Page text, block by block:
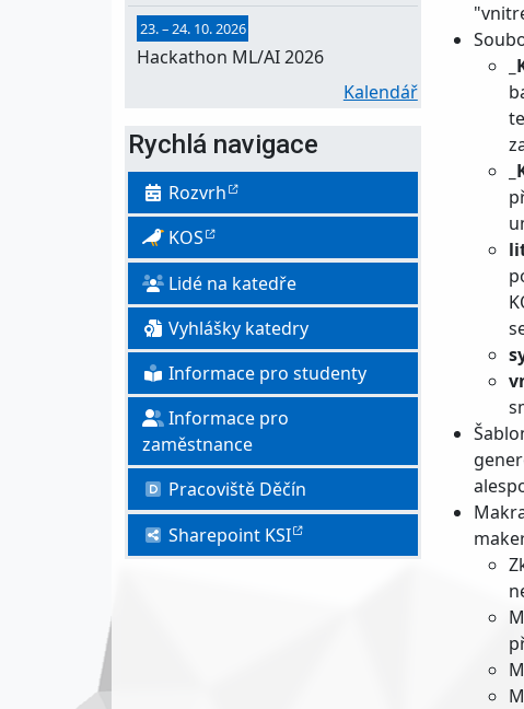
Hackathon ML/AI 2026
23.–24. 10. 2026
Kalendář
Rychlá navigace
Rozvrh
KOS
Lidé na katedře
Vyhlášky katedry
Informace pro studenty
Informace pro
zaměstnance
Pracoviště Děčín
Sharepoint KSI